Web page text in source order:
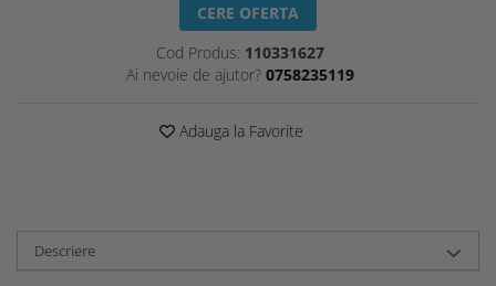
CERE OFERTA
Cod Produs: 110331627
Ai nevoie de ajutor? 0758235119
Adauga la Favorite
Descriere